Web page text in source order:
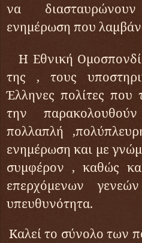
να
ενημέρωση που
Η Εθνική
της , τους
Έλληνες πολίτες που
την
πολλαπλή
ενημέρωση και με
συμφέρον , καθώς
επερχόμενων
υπευθυνότητα.
Καλεί το σύνολο των